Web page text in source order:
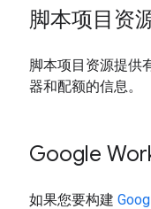
脚本项目资
脚本项目资源提供
器和配额的信息。
Google
如果您要构建